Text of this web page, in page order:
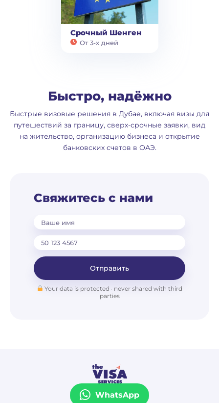
Срочный Шенген
От 3-х дней
Быстро, надёжно
Быстрые визовые решения в Дубае, включая визы для
путешествий за границу, сверх-срочные заявки, вид
на жительство, организацию бизнеса и открытие
банковских счетов в ОАЭ.
Свяжитесь с нами
Ваше имя
Отправить
Your data is protected · never shared with third
parties
WhatsApp